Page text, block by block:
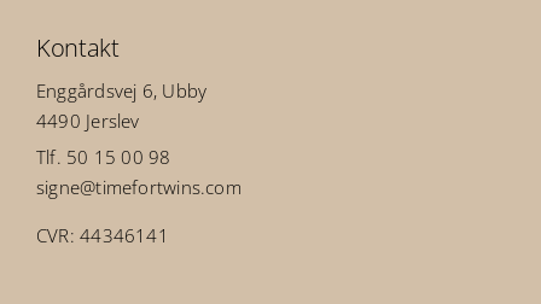
Kontakt
Enggårdsvej 6, Ubby
4490 Jerslev
Tlf. 50 15 00 98
signe@timefortwins.com
CVR: 44346141